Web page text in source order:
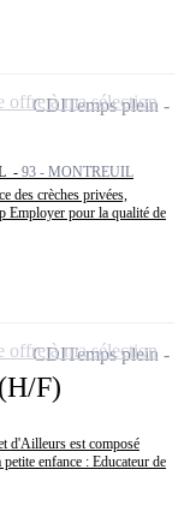
- 93 - MONTREUIL
des crèches privées,
Employer pour la qualité de
CDITemps plein
offre à ma sélection
F)
d'Ailleurs est composé
enfance : Educateur de
CDITemps plein
offre à ma sélection